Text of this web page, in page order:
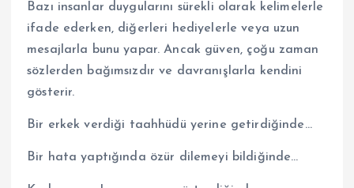
Bazı insanlar duygularını sürekli olarak kelimelerle
ifade ederken, diğerleri hediyelerle veya uzun
mesajlarla bunu yapar. Ancak güven, çoğu zaman
sözlerden bağımsızdır ve davranışlarla kendini
gösterir.
Bir erkek verdiği taahhüdü yerine getirdiğinde…
Bir hata yaptığında özür dilemeyi bildiğinde…